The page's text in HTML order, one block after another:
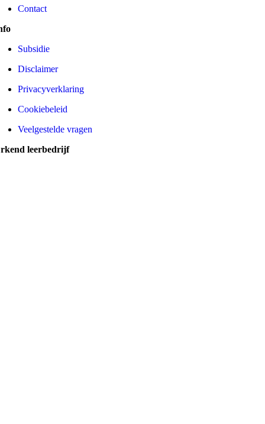
Contact
Subsidie
Disclaimer
Privacyverklaring
Cookiebeleid
Veelgestelde vragen
leerbedrijf